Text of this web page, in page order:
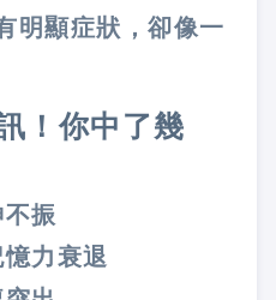
明顯症狀，卻像一
！你中了幾
振
力衰退